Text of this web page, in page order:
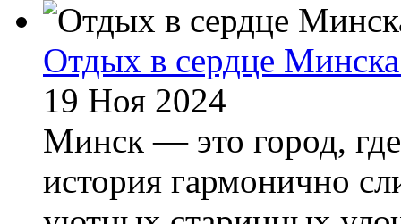
Отдых в сердце
19 Ноя 2024
Минск — это город,
история гармонично